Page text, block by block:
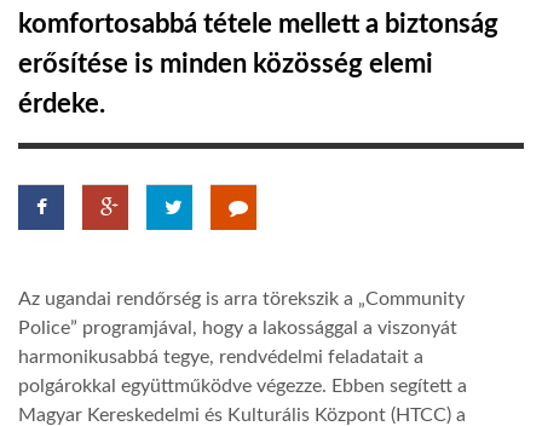
DOBRAVERO.HU
LATIMO.HU
GLOBOBOOK
komfortosabbá tétele mellett a biztonság
erősítése is minden közösség elemi
érdeke.
Az ugandai rendőrség is arra törekszik a „Community
Police” programjával, hogy a lakossággal a viszonyát
harmonikusabbá tegye, rendvédelmi feladatait a
polgárokkal együttműködve végezze. Ebben segített a
Magyar Kereskedelmi és Kulturális Központ (HTCC) a